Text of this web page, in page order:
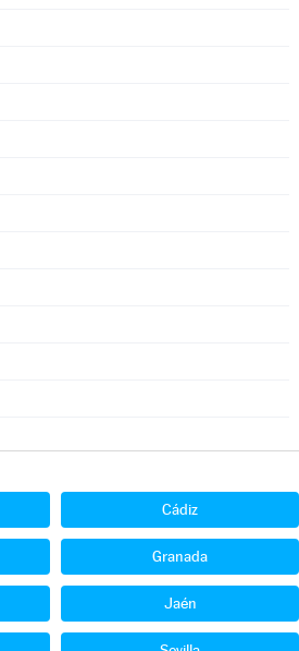
Cádiz
Granada
Jaén